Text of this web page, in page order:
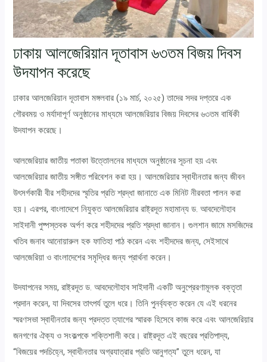
ঢাকায় আলজেরিয়ান দূতাবাস ৬৩তম বিজয় দিবস
উদযাপন করেছে
ঢাকার আলজেরিয়ান দূতাবাস মঙ্গলবার (১৯ মার্চ, ২০২৫) তাদের সদর দপ্তরে এক
গৌরবময় ও মর্যাদাপূর্ণ অনুষ্ঠানের মাধ্যমে আলজেরিয়ার বিজয় দিবসের ৬৩তম বার্ষিকী
উদযাপন করেছে।
আলজেরিয়ার জাতীয় পতাকা উত্তোলনের মাধ্যমে অনুষ্ঠানের সূচনা হয় এবং
আলজেরিয়ার জাতীয় সঙ্গীত পরিবেশন করা হয়। আলজেরিয়ার স্বাধীনতার জন্য জীবন
উৎসর্গকারী বীর শহীদদের স্মৃতির প্রতি শ্রদ্ধা জানাতে এক মিনিট নীরবতা পালন করা
হয়। এরপর, বাংলাদেশে নিযুক্ত আলজেরিয়ার রাষ্ট্রদূত মহামান্য ড. আবদেলৌহাব
সাইদানী পুষ্পস্তবক অর্পণ করে শহীদদের প্রতি শ্রদ্ধা জানান। গুলশান জামে মসজিদের
খতিব জনাব আনোয়ারুল হক ফাতিহা পাঠ করেন এবং শহীদদের জন্য, সেইসাথে
আলজেরিয়া ও বাংলাদেশের সমৃদ্ধির জন্য প্রার্থনা করেন।
উদযাপনের সময়, রাষ্ট্রদূত ড. আবদেলৌহাব সাইদানী একটি অনুপ্রেরণামূলক বক্তৃতা
প্রদান করেন, যা দিবসের তাৎপর্য তুলে ধরে। তিনি পুনর্ব্যক্ত করেন যে এই ধরনের
স্মরণসভা স্বাধীনতার জন্য প্রদত্ত ত্যাগের স্মারক হিসেবে কাজ করে এবং আলজেরিয়ার
জনগণের ঐক্য ও সংকল্পকে শক্তিশালী করে। রাষ্ট্রদূত এই বছরের প্রতিপাদ্য,
“বিজয়ের পদচিহ্নে, স্বাধীনতার অগ্রযাত্রার প্রতি আনুগত্য” তুলে ধরেন, যা